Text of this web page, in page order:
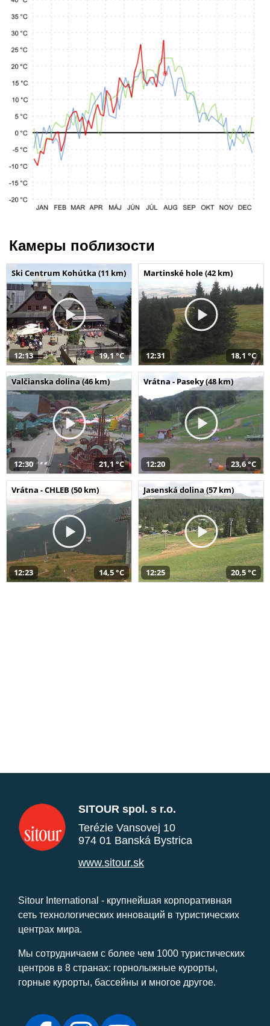
Камеры поблизости
Ski Centrum Kohútka (11 km)
12:13 19,1 °C
Martinské hole (42 km)
12:31 18,1 °C
Valčianska dolina (46 km)
12:30 21,1 °C
Vrátna - Paseky (48 km)
12:20 23,6 °C
Vrátna - CHLEB (50 km)
12:23 14,5 °C
Jasenská dolina (57 km)
12:25 20,5 °C
SITOUR spol. s r.o.
Terézie Vansovej 10
974 01 Banská Bystrica
www.sitour.sk
Sitour International - крупнейшая корпоративная
сеть технологических инноваций в туристических
центрах мира.
Мы сотрудничаем с более чем 1000 туристических
центров в 8 странах: горнолыжные курорты,
горные курорты, бассейны и многое другое.